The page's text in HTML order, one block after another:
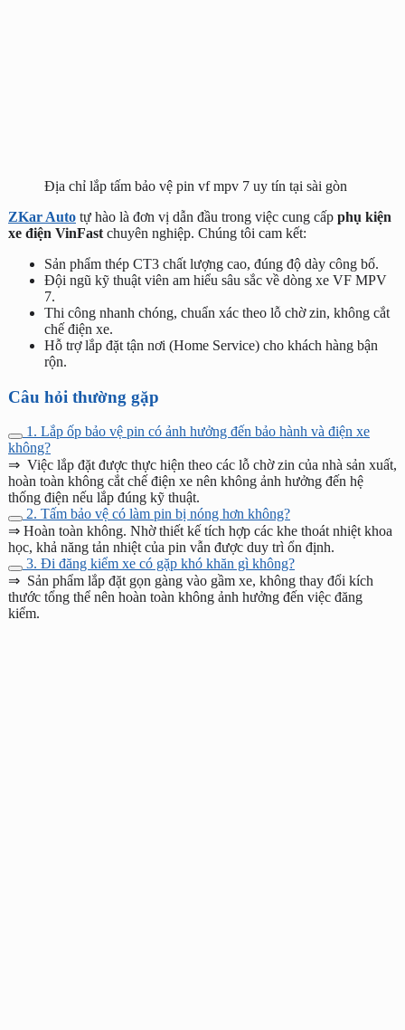
Địa chỉ lắp tấm bảo vệ pin vf mpv 7 uy tín tại sài gòn
ZKar Auto tự hào là đơn vị dẫn đầu trong việc cung cấp phụ kiện
xe điện VinFast chuyên nghiệp. Chúng tôi cam kết:
Sản phẩm thép CT3 chất lượng cao, đúng độ dày công bố.
Đội ngũ kỹ thuật viên am hiểu sâu sắc về dòng xe VF MPV
7.
Thi công nhanh chóng, chuẩn xác theo lỗ chờ zin, không cắt
chế điện xe.
Hỗ trợ lắp đặt tận nơi (Home Service) cho khách hàng bận
rộn.
Câu hỏi thường gặp
1. Lắp ốp bảo vệ pin có ảnh hưởng đến bảo hành và điện xe
không?
⇒ Việc lắp đặt được thực hiện theo các lỗ chờ zin của nhà sản xuất,
hoàn toàn không cắt chế điện xe nên không ảnh hưởng đến hệ
thống điện nếu lắp đúng kỹ thuật.
2. Tấm bảo vệ có làm pin bị nóng hơn không?
⇒ Hoàn toàn không. Nhờ thiết kế tích hợp các khe thoát nhiệt khoa
học, khả năng tản nhiệt của pin vẫn được duy trì ổn định.
3. Đi đăng kiểm xe có gặp khó khăn gì không?
⇒ Sản phẩm lắp đặt gọn gàng vào gầm xe, không thay đổi kích
thước tổng thể nên hoàn toàn không ảnh hưởng đến việc đăng
kiểm.